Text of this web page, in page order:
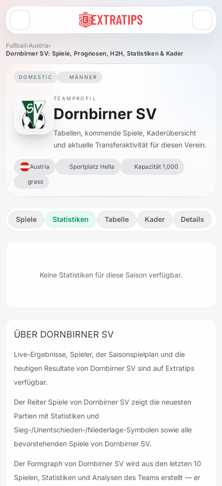
Menü öffnen
Fußball›Austria›
Dornbirner SV: Spiele, Prognosen, H2H, Statistiken & Kader
DOMESTIC MÄNNER
TEAMPROFIL
Dornbirner SV
Tabellen, kommende Spiele, Kaderübersicht
und aktuelle Transferaktivität für diesen Verein.
Austria Sportplatz Hella
Kapazität 1,000
grass
Spiele Statistiken Tabelle Kader Details
Keine Statistiken für diese Saison verfügbar.
ÜBER DORNBIRNER SV
Live-Ergebnisse, Spieler, der Saisonspielplan und die
heutigen Resultate von Dornbirner SV sind auf Extratips
verfügbar.
Der Reiter Spiele von Dornbirner SV zeigt die neuesten
Partien mit Statistiken und
Sieg-/Unentschieden-/Niederlage-Symbolen sowie alle
bevorstehenden Spiele von Dornbirner SV.
Der Formgraph von Dornbirner SV wird aus den letzten 10
Spielen, Statistiken und Analysen des Teams erstellt — er